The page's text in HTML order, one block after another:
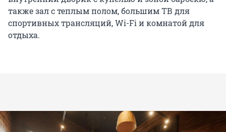
также зал с теплым полом, большим ТВ для
спортивных трансляций, Wi-Fi и комнатой для
отдыха.